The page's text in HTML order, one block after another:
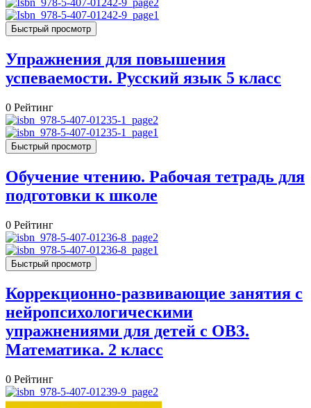
Быстрый просмотр
Упражнения для повышения
успеваемости. Русский язык 5 класс
0 Рейтинг
Быстрый просмотр
Обучение чтению. Рабочая тетрадь для
подготовки к школе
0 Рейтинг
Быстрый просмотр
Коррекционно-развивающие занятия с
нейропсихологическими
упражнениями для детей с ОВЗ.
Математика. 2 класс
0 Рейтинг